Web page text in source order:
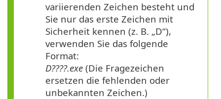
variierenden Zeichen besteht und
Sie nur das erste Zeichen mit
Sicherheit kennen (z. B. „D“),
verwenden Sie das folgende
Format:
D????.exe (Die Fragezeichen
ersetzen die fehlenden oder
unbekannten Zeichen.)